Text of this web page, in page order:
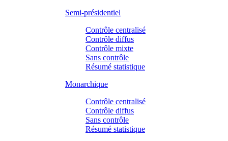
Semi-présidentiel
Contrôle centralisé
Contrôle diffus
Contrôle mixte
Sans contrôle
Résumé statistique
Monarchique
Contrôle centralisé
Contrôle diffus
Sans contrôle
Résumé statistique